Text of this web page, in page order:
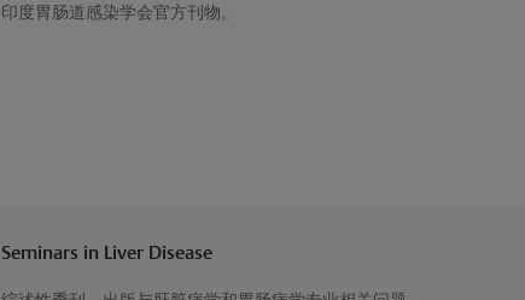
印度胃肠道感染学会官方刊物。
Seminars in Liver Disease